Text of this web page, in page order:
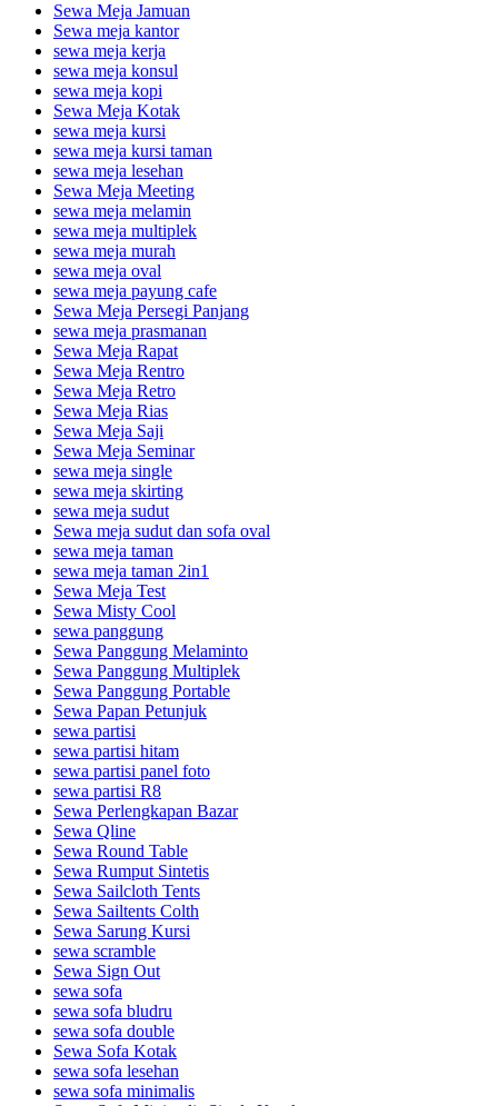
Sewa Meja Jamuan
Sewa meja kantor
sewa meja kerja
sewa meja konsul
sewa meja kopi
Sewa Meja Kotak
sewa meja kursi
sewa meja kursi taman
sewa meja lesehan
Sewa Meja Meeting
sewa meja melamin
sewa meja multiplek
sewa meja murah
sewa meja oval
sewa meja payung cafe
Sewa Meja Persegi Panjang
sewa meja prasmanan
Sewa Meja Rapat
Sewa Meja Rentro
Sewa Meja Retro
Sewa Meja Rias
Sewa Meja Saji
Sewa Meja Seminar
sewa meja single
sewa meja skirting
sewa meja sudut
Sewa meja sudut dan sofa oval
sewa meja taman
sewa meja taman 2in1
Sewa Meja Test
Sewa Misty Cool
sewa panggung
Sewa Panggung Melaminto
Sewa Panggung Multiplek
Sewa Panggung Portable
Sewa Papan Petunjuk
sewa partisi
sewa partisi hitam
sewa partisi panel foto
sewa partisi R8
Sewa Perlengkapan Bazar
Sewa Qline
Sewa Round Table
Sewa Rumput Sintetis
Sewa Sailcloth Tents
Sewa Sailtents Colth
Sewa Sarung Kursi
sewa scramble
Sewa Sign Out
sewa sofa
sewa sofa bludru
sewa sofa double
Sewa Sofa Kotak
sewa sofa lesehan
sewa sofa minimalis